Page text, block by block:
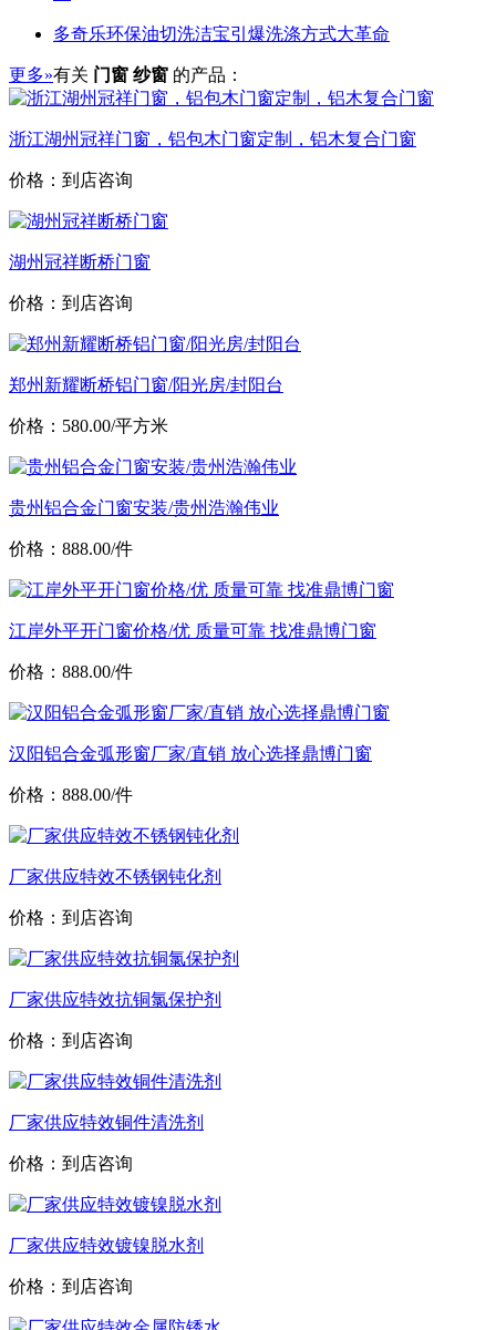
多奇乐环保油切洗洁宝引爆洗涤方式大革命
更多»有关 门窗 纱窗 的产品：
浙江湖州冠祥门窗，铝包木门窗定制，铝木复合门窗
价格：到店咨询
湖州冠祥断桥门窗
价格：到店咨询
郑州新耀断桥铝门窗/阳光房/封阳台
价格：580.00/平方米
贵州铝合金门窗安装/贵州浩瀚伟业
价格：888.00/件
江岸外平开门窗价格/优 质量可靠 找准鼎博门窗
价格：888.00/件
汉阳铝合金弧形窗厂家/直销 放心选择鼎博门窗
价格：888.00/件
厂家供应特效不锈钢钝化剂
价格：到店咨询
厂家供应特效抗铜氯保护剂
价格：到店咨询
厂家供应特效铜件清洗剂
价格：到店咨询
厂家供应特效镀镍脱水剂
价格：到店咨询